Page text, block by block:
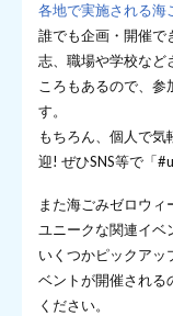
各地で実施される海
誰でも企画・開催で
志、職場や学校など
ころもあるので、参
す。
もちろん、個人で
迎! ぜひSNS等で「
また海ごみゼロウ
ユニークな関連イベ
いくつかピックアッ
ベントが開催される
ください。